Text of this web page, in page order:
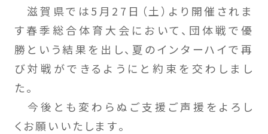
滋賀県では5月27日（土）より開催されま
す春季総合体育大会において、団体戦で優
勝という結果を出し、夏のインターハイで再
び対戦ができるようにと約束を交わしまし
た。
今後とも変わらぬご支援ご声援をよろし
くお願いいたします。